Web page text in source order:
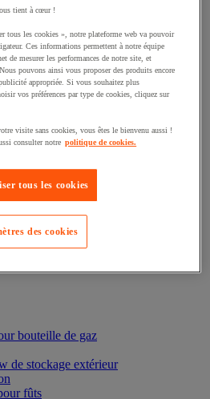
de produits dangereux
de sécurité et de stockage
lithium-ion
inflammables
phytosanitaires
et filtres
rétention
bouteille de gaz
de stockage extérieur
tient à cœur !
tous les cookies », notre plateforme web va pouvoir
Ces informations permettent à notre équipe
de mesurer les performances de notre site, et
pouvons ainsi vous proposer des produits encore
appropriée. Si vous souhaitez plus
vos préférences par type de cookies, cliquez sur
visite sans cookies, vous êtes le bienvenu aussi !
consulter notre politique de cookies.
tous les cookies
des cookies